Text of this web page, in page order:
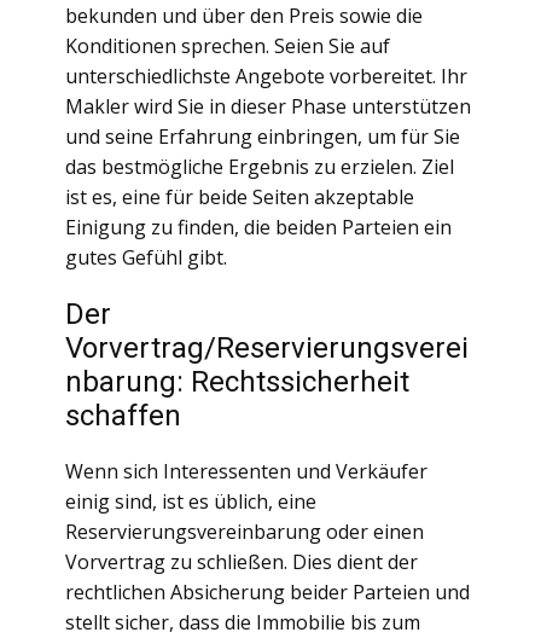
bekunden und über den Preis sowie die
Konditionen sprechen. Seien Sie auf
unterschiedlichste Angebote vorbereitet. Ihr
Makler wird Sie in dieser Phase unterstützen
und seine Erfahrung einbringen, um für Sie
das bestmögliche Ergebnis zu erzielen. Ziel
ist es, eine für beide Seiten akzeptable
Einigung zu finden, die beiden Parteien ein
gutes Gefühl gibt.
Der
Vorvertrag/Reservierungsverei
nbarung: Rechtssicherheit
schaffen
Wenn sich Interessenten und Verkäufer
einig sind, ist es üblich, eine
Reservierungsvereinbarung oder einen
Vorvertrag zu schließen. Dies dient der
rechtlichen Absicherung beider Parteien und
stellt sicher, dass die Immobilie bis zum